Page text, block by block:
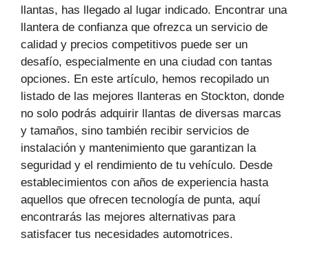
llantas, has llegado al lugar indicado. Encontrar una
llantera de confianza que ofrezca un servicio de
calidad y precios competitivos puede ser un
desafío, especialmente en una ciudad con tantas
opciones. En este artículo, hemos recopilado un
listado de las mejores llanteras en Stockton, donde
no solo podrás adquirir llantas de diversas marcas
y tamaños, sino también recibir servicios de
instalación y mantenimiento que garantizan la
seguridad y el rendimiento de tu vehículo. Desde
establecimientos con años de experiencia hasta
aquellos que ofrecen tecnología de punta, aquí
encontrarás las mejores alternativas para
satisfacer tus necesidades automotrices.